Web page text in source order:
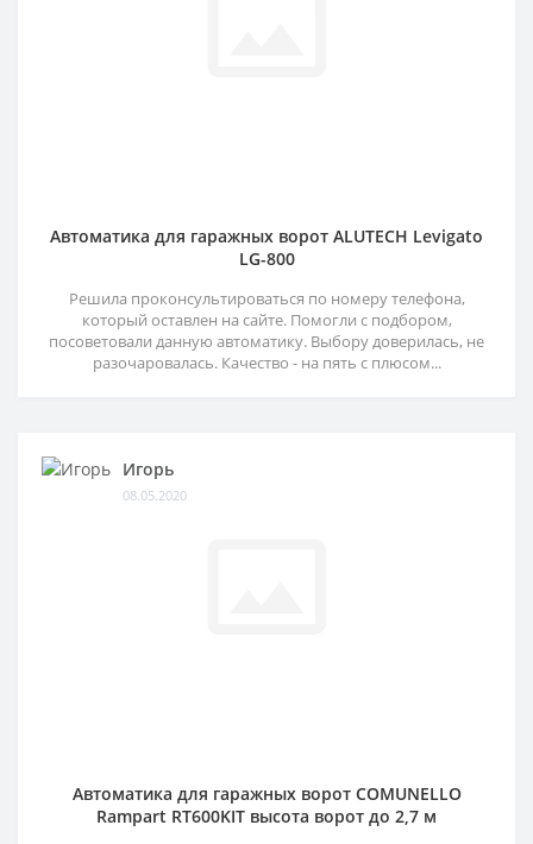
Автоматика для гаражных ворот ALUTECH Levigato
LG-800
Решила проконсультироваться по номеру телефона,
который оставлен на сайте. Помогли с подбором,
посоветовали данную автоматику. Выбору доверилась, не
разочаровалась. Качество - на пять с плюсом...
Игорь
08.05.2020
Автоматика для гаражных ворот COMUNELLO
Rampart RT600KIT высота ворот до 2,7 м